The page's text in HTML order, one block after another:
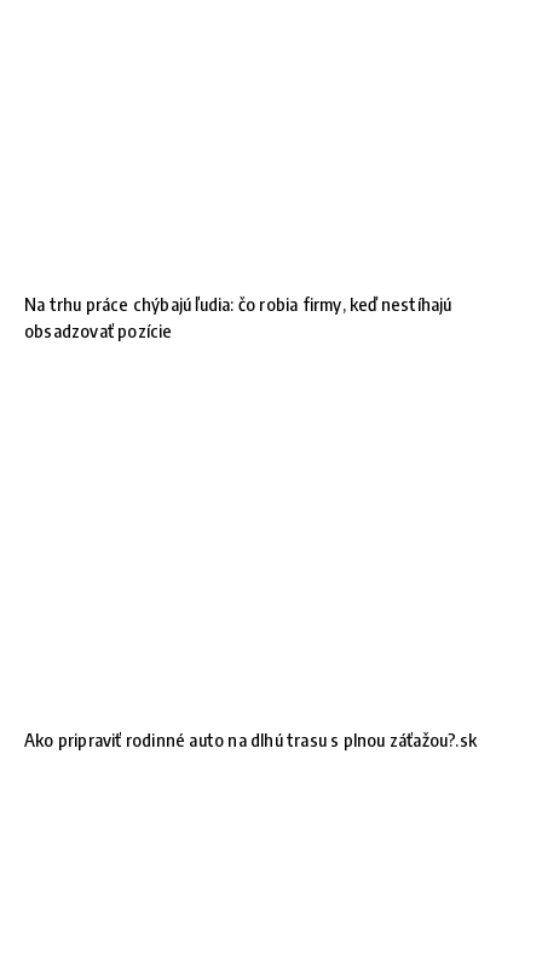
Na trhu práce chýbajú ľudia: čo robia firmy, keď nestíhajú
obsadzovať pozície
Ako pripraviť rodinné auto na dlhú trasu s plnou záťažou?.sk